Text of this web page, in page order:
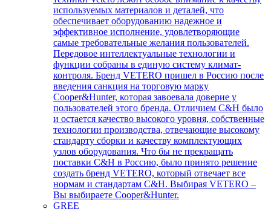
используемых материалов и деталей, что
обеспечивает оборудованию надежное и
эффективное исполнение, удовлетворяющие
самые требовательные желания пользователей.
Передовое интеллектуальные технологии и
функции собраны в единую систему климат-
контроля. Бренд VETERO пришел в Россию после
введения санкция на торговую марку
Cooper&Hunter, которая завоевала доверие у
пользователей этого бренда. Отличием C&H было
и остается качество высокого уровня, собственные
технологии производства, отвечающие высокому
стандарту сборки и качеству комплектующих
узлов оборудования. Что бы не прекращать
поставки C&H в Россию, было принято решение
создать бренд VETERO, который отвечает все
нормам и стандартам C&H. Выбирая VETERO –
Вы выбираете Cooper&Hunter.
GREE